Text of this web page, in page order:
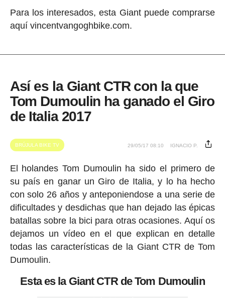
Para los interesados, esta Giant puede comprarse
aquí vincentvangoghbike.com.
Así es la Giant CTR con la que
Tom Dumoulin ha ganado el Giro
de Italia 2017
BRÚJULA BIKE TV 29/05/17 08:10 IGNACIO P.
El holandes Tom Dumoulin ha sido el primero de
su país en ganar un Giro de Italia, y lo ha hecho
con solo 26 años y anteponiendose a una serie de
dificultades y desdichas que han dejado las épicas
batallas sobre la bici para otras ocasiones. Aquí os
dejamos un vídeo en el que explican en detalle
todas las características de la Giant CTR de Tom
Dumoulin.
Esta es la Giant CTR de Tom Dumoulin